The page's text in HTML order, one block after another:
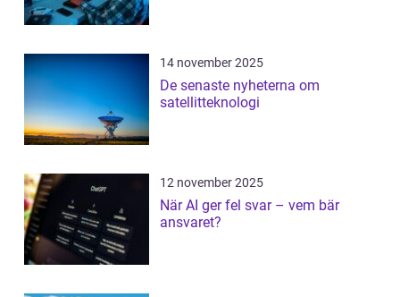
14 november 2025
De senaste nyheterna om
satellitteknologi
12 november 2025
När AI ger fel svar – vem bär
ansvaret?